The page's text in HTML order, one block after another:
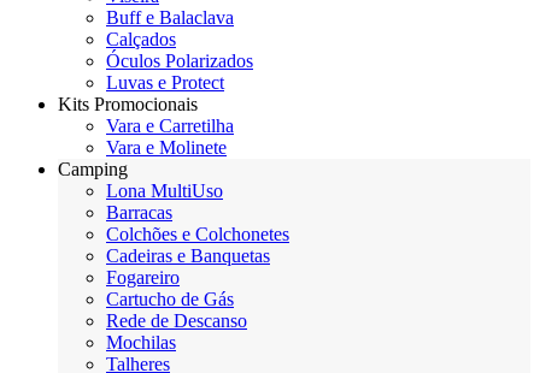
Buff e Balaclava
Calçados
Óculos Polarizados
Luvas e Protect
Kits Promocionais
Vara e Carretilha
Vara e Molinete
Camping
Lona MultiUso
Barracas
Colchões e Colchonetes
Cadeiras e Banquetas
Fogareiro
Cartucho de Gás
Rede de Descanso
Mochilas
Talheres